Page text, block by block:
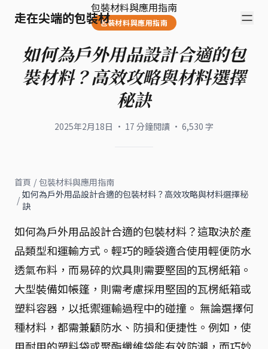
走在尖端的包裝材
包裝材料與應用指南
包裝材料與應用指南
如何為戶外用品設計合適的包
裝材料？高效攻略與材料選擇
秘訣
2025年2月18日 · 17 分鐘閱讀 · 6,530 字
首頁 / 包裝材料與應用指南
/ 如何為戶外用品設計合適的包裝材料？高效攻略與材料選擇秘
訣
如何為戶外用品設計合適的包裝材料？這取決於產
品類型和運輸方式。輕巧的睡袋適合使用輕便防水
透氣布料，而易碎的炊具則需要堅固的瓦楞紙箱。
大型裝備如帳篷，則需考慮採用堅固的瓦楞紙箱或
塑料容器，以抵禦運輸過程中的碰撞。 無論選擇何
種材料，都需兼顧防水、防損和便捷性。例如，使